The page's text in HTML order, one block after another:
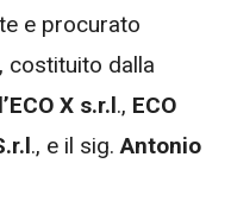
e procurato
costituito dalla
X s.r.l., ECO
., e il sig.Antonio